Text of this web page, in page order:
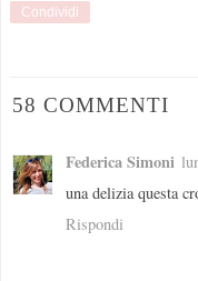
Condividi
58 COMMENTI
Federica Simoni
una delizia questa
Rispondi